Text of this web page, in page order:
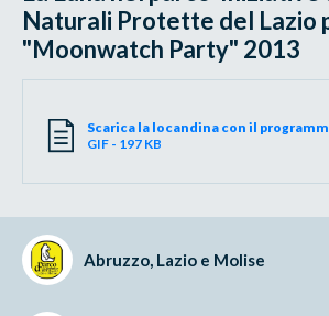
Naturali Protette del Lazio
"Moonwatch Party" 2013
Scarica la locandina con il
GIF - 197 KB
Abruzzo, Lazio e Molise